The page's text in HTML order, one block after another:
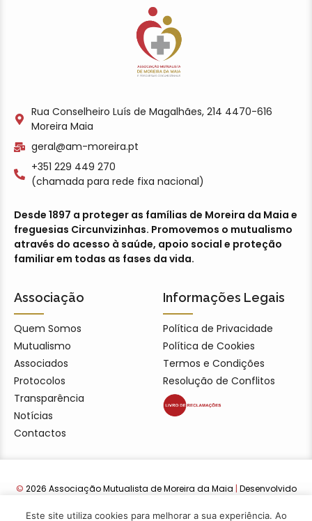
Rua Conselheiro Luís de Magalhães, 214 4470-616
Moreira Maia
geral@am-moreira.pt
+351 229 449 270
(chamada para rede fixa nacional)
Desde 1897 a proteger as famílias de Moreira da Maia e
freguesias Circunvizinhas. Promovemos o mutualismo
através do acesso à saúde, apoio social e proteção
familiar em todas as fases da vida.
Associação
Quem Somos
Mutualismo
Associados
Protocolos
Transparência
Notícias
Contactos
Informações Legais
Política de Privacidade
Política de Cookies
Termos e Condições
Resolução de Conflitos
© 2026 Associação Mutualista de Moreira da Maia | Desenvolvido
Este site utiliza cookies para melhorar a sua experiência. Ao